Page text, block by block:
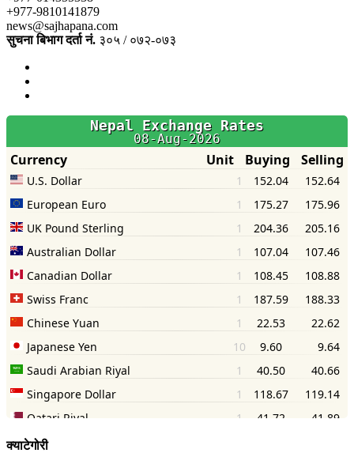
+977-9810141879
news@sajhapana.com
सुचना बिभाग दर्ता नं. ३०५ / ०७२-०७३
क्याटेगोरी